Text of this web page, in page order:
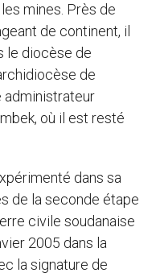
mines. Près de
de continent, il
le diocèse de
de
administrateur
où il est resté
dans sa
de la seconde étape
civile soudanaise
2005 dans la
la signature de